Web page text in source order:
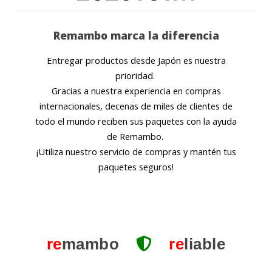
Remambo marca la diferencia
Entregar productos desde Japón es nuestra
prioridad.
Gracias a nuestra experiencia en compras
internacionales, decenas de miles de clientes de
todo el mundo reciben sus paquetes con la ayuda
de Remambo.
¡Utiliza nuestro servicio de compras y mantén tus
paquetes seguros!
remambo re liable